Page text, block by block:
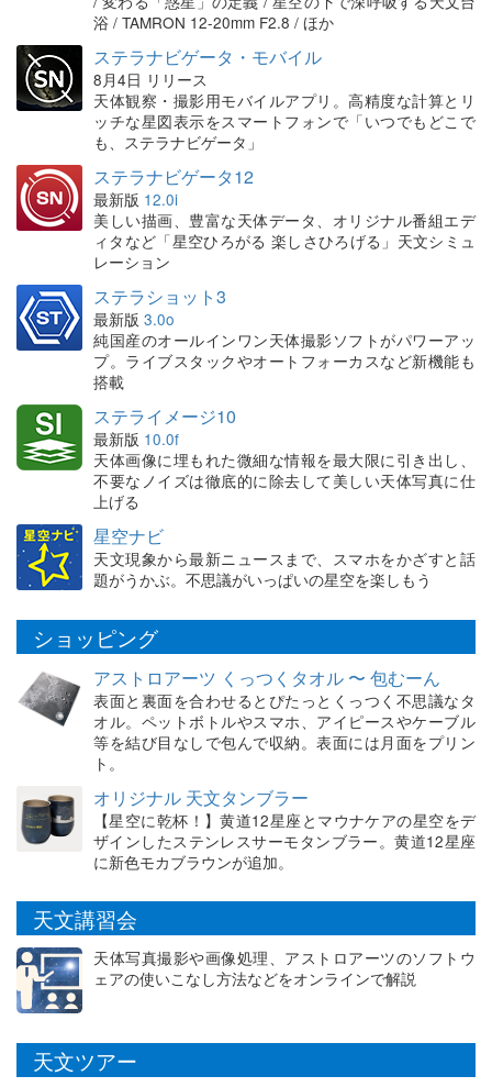
浴 / TAMRON 12-20mm F2.8 / ほか
ステラナビゲータ・モバイル
8月4日 リリース
天体観察・撮影用モバイルアプリ。高精度な計算とリ
ッチな星図表示をスマートフォンで「いつでもどこで
も、ステラナビゲータ」
ステラナビゲータ12
最新版 12.0i
美しい描画、豊富な天体データ、オリジナル番組エデ
ィタなど「星空ひろがる 楽しさひろげる」天文シミュ
レーション
ステラショット3
最新版 3.0o
純国産のオールインワン天体撮影ソフトがパワーアッ
プ。ライブスタックやオートフォーカスなど新機能も
搭載
ステライメージ10
最新版 10.0f
天体画像に埋もれた微細な情報を最大限に引き出し、
不要なノイズは徹底的に除去して美しい天体写真に仕
上げる
星空ナビ
天文現象から最新ニュースまで、スマホをかざすと話
題がうかぶ。不思議がいっぱいの星空を楽しもう
ショッピング
アストロアーツ くっつくタオル 〜 包むーん
表面と裏面を合わせるとぴたっとくっつく不思議なタ
オル。ペットボトルやスマホ、アイピースやケーブル
等を結び目なしで包んで収納。表面には月面をプリン
ト。
オリジナル 天文タンブラー
【星空に乾杯！】黄道12星座とマウナケアの星空をデ
ザインしたステンレスサーモタンブラー。黄道12星座
に新色モカブラウンが追加。
天文講習会
天体写真撮影や画像処理、アストロアーツのソフトウ
ェアの使いこなし方法などをオンラインで解説
天文ツアー